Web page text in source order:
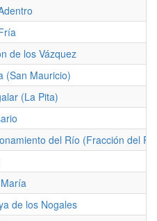
de los Vázquez
(San Mauricio)
(La Pita)
del Río (Fracción del
de los Nogales